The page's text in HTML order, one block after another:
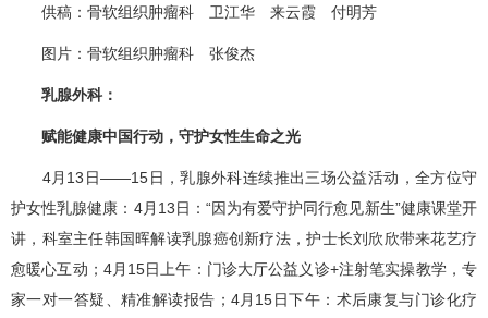
供稿： 骨软组织肿瘤科 卫江华 来云霞 付明芳
图片： 骨软组织肿瘤科 张俊杰
乳腺外科 ：
赋能健康中国行动，守护女性生命之光
4月13日——15日，乳腺外科连续推出三场公益活动，全方位守
护女性乳腺健康：4月13日：“因为有爱守护同行愈见新生”健康课堂开
讲，科室主任韩国晖解读乳腺癌创新疗法，护士长刘欣欣带来花艺疗
愈暖心互动；4月15日上午：门诊大厅公益义诊+注射笔实操教学，专
家一对一答疑、精准解读报告；4月15日下午：术后康复与门诊化疗